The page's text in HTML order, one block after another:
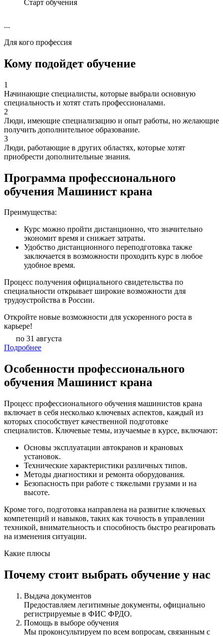
Старт обучения
...
Для кого профессия
Кому подойдет обучение
1
Начинающие специалисты, которые выбрали основную
специальность и хотят стать профессионалами.
2
Люди, имеющие специализацию и опыт работы, но желающие
получить дополнительное образование.
3
Люди, работающие в других областях, которые хотят
приобрести дополнительные знания.
Программа профессионального
обучения Машинист крана
Преимущества:
Курс можно пройти дистанционно, что значительно
экономит время и снижает затраты.
Удобство дистанционного переподготовка также
заключается в возможности проходить курс в любое
удобное время.
Процесс получения официального свидетельства по
специальности открывает широкие возможности для
трудоустройства в России.
Откройте новые возможности для ускоренного роста в
карьере!
по 31 августа
Подробнее
Особенности профессионального
обучения Машинист крана
Процесс профессионального обучения машинистов крана
включает в себя несколько ключевых аспектов, каждый из
которых способствует качественной подготовке
специалистов. Ключевые темы, изучаемые в курсе, включают:
Основы эксплуатации автокранов и крановых
установок.
Технические характеристики различных типов.
Методы диагностики и ремонта оборудования.
Безопасность при работе с тяжелыми грузами и на
высоте.
Кроме того, подготовка направлена на развитие ключевых
компетенций и навыков, таких как точность в управлении
техникой, внимательность и способность быстро реагировать
на изменения ситуации.
Какие плюсы
Почему стоит выбрать обучение у нас
Выдача документов
Предоставляем легитимные документы, официально
регистрируемые в ФИС ФРДО.
Помощь в выборе обучения
Мы проконсультируем по всем вопросам, связанным с